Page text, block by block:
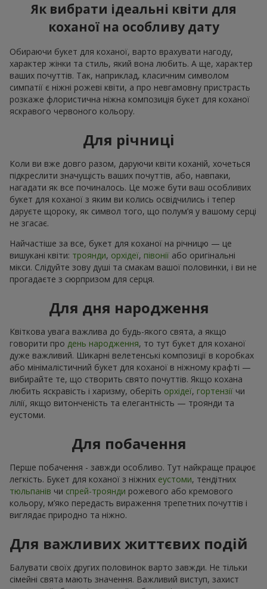
Як вибрати ідеальні квіти для
коханої на особливу дату
Обираючи букет для коханої, варто врахувати нагоду,
характер жінки та стиль, який вона любить. А ще, характер
ваших почуттів. Так, наприклад, класичним символом
симпатії є ніжні рожеві квіти, а про невгамовну пристрасть
розкаже флористична ніжна композиція букет для коханої
яскравого червоного кольору.
Для річниці
Коли ви вже довго разом, даруючи квіти коханій, хочеться
підкреслити значущість ваших почуттів, або, навпаки,
нагадати як все починалось. Це може бути ваш особливих
букет для коханої з яким ви колись освідчились і тепер
даруєте щороку, як символ того, що полум’я у вашому серці
не згасає.
Найчастіше за все, букет для коханої на річницю — це
вишукані квіти: троянди, орхідеї, півонії або оригінальні
мікси. Слідуйте зову душі та смакам вашої половинки, і ви не
прогадаєте з сюрпризом для серця.
Для дня народження
Квіткова увага важлива до будь-якого свята, а якщо
говорити про день народження, то тут букет для коханої
дуже важливий. Шикарні велетенські композиції в коробках
або мінімалістичний букет для коханої в ніжному крафті —
вибирайте те, що створить свято почуттів. Якщо кохана
любить яскравість і харизму, оберіть орхідеї, гортензії чи
лілії, якщо витонченість та елегантність — троянди та
еустоми.
Для побачення
Перше побачення - завжди особливо. Тут найкраще працює
легкість. Букет для коханої з ніжних еустоми, тендітних
тюльпанів чи спрей-троянди рожевого або кремового
кольору, м’яко передасть вираження трепетних почуттів і
виглядає природно та ніжно.
Для важливих життєвих подій
Балувати своїх других половинок варто завжди. Не тільки
сімейні свята мають значення. Важливий виступ, захист